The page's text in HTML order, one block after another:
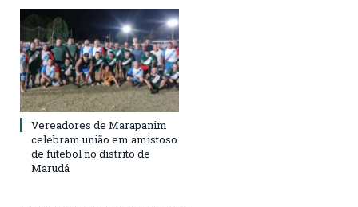
Vereadores de Marapanim
celebram união em amistoso
de futebol no distrito de
Marudá